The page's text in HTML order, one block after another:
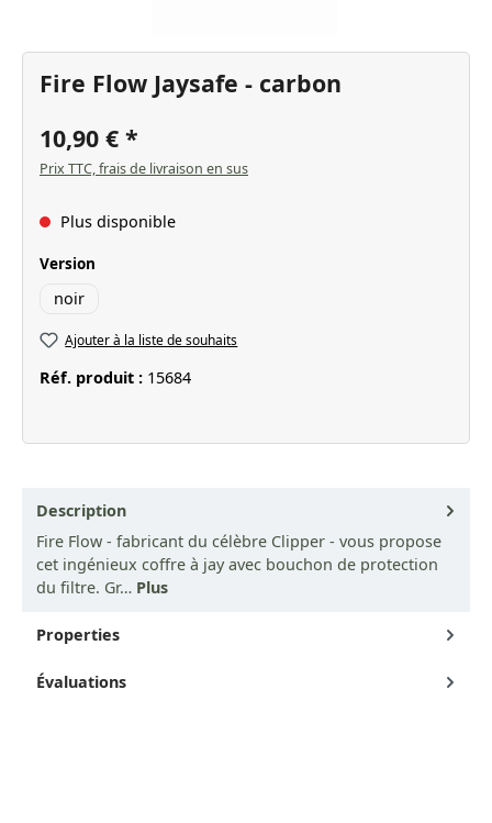
Fire Flow Jaysafe - carbon
10,90 €
Prix TTC, frais de livraison en sus
Plus disponible
Sélectionnez
Version
noir
Ajouter à la liste de souhaits
Réf. produit : 15684
Description
Fire Flow - fabricant du célèbre Clipper - vous propose
cet ingénieux coffre à jay avec bouchon de protection
du filtre. Gr… Plus
Properties
Évaluations